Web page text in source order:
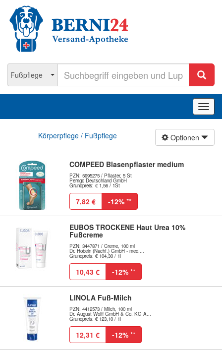
ein-/
Optionen
Körperpflege / Fußpflege
COMPEED Blasenpflaster medium
PZN: 5995275 / Pflaster, 5 St
Perrigo Deutschland GmbH
Grundpreis: € 1,56 / 1St
7,82 € -12% **
EUBOS TROCKENE Haut Urea 10%
Fußcreme
PZN: 3447871 / Creme, 100 ml
Dr. Hobein (Nachf.) GmbH - med....
Grundpreis: € 104,30 / 1l
10,43 € -12% **
LINOLA Fuß-Milch
PZN: 4412573 / Milch, 100 ml
Dr. August Wolff GmbH & Co. KG A...
Grundpreis: € 123,10 / 1l
12,31 € -12% **